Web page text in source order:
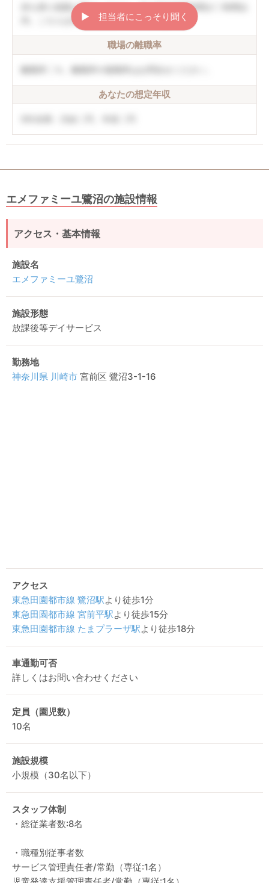
持ち帰り残業は禁止しており、月の平均残業時間が〇時間以
内。こちらは非公開情報のサンプルです
職場の離職率
あなたの想定年収
▶︎ 担当者にこっそり聞く
エメファミーユ鷺沼の施設情報
アクセス・基本情報
施設名
エメファミーユ鷺沼
施設形態
放課後等デイサービス
勤務地
神奈川県 川崎市 宮前区 鷺沼3-1-16
アクセス
東急田園都市線 鷺沼駅より徒歩1分
東急田園都市線 宮前平駅より徒歩15分
東急田園都市線 たまプラーザ駅より徒歩18分
車通勤可否
詳しくはお問い合わせください
定員（園児数）
10名
施設規模
小規模（30名以下）
スタッフ体制
・総従業者数:8名
・職種別従事者数
サービス管理責任者/常勤（専従:1名）